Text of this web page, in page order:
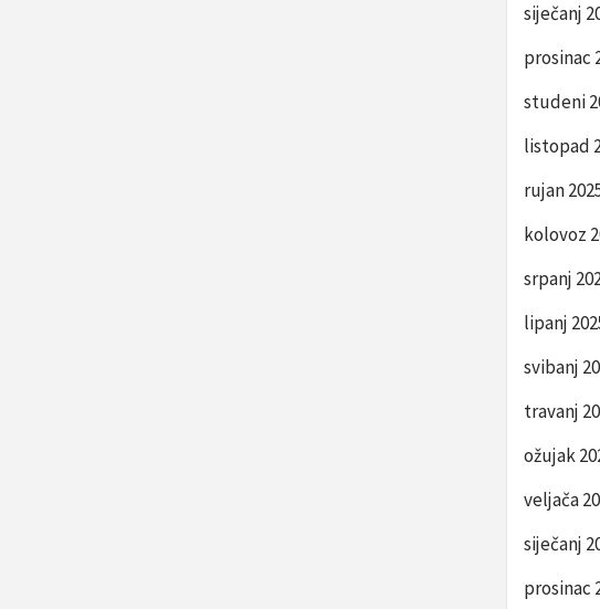
siječanj
prosinac
studeni
listopad
rujan
kolovoz
srpanj
lipanj
svibanj
travanj
ožujak
veljača
siječanj
prosinac